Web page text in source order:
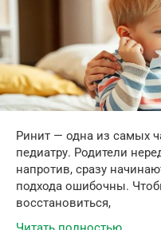
Ринит — одна из самых
педиатру. Родители
напротив, сразу
подхода ошибочны.
восстановиться,